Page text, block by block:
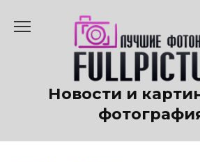
содержанию
Новости и